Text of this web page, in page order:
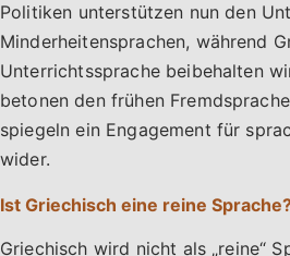
Politiken unterstützen nun den
Minderheitensprachen, während
Unterrichtssprache beibehalten
betonen den frühen
spiegeln ein Engagement für
wider.
Ist Griechisch eine reine
Griechisch wird nicht als „reine“